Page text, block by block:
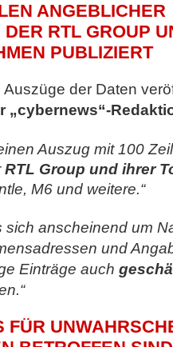
ANGEBLICHER
RTL GROUP
PUBLIZIERT
der Daten
„cybernews“-
Auszug mit 100
RTL Group und ihrer
M6 und weitere.“
sich anscheinend um
und
Einträge auch
FÜR